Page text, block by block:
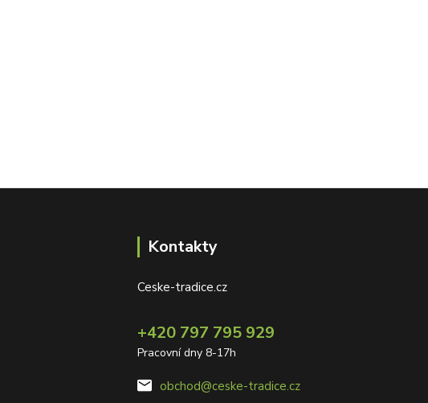
Kontakty
Ceske-tradice.cz
+420 797 795 929
Pracovní dny 8-17h
obchod@ceske-tradice.cz